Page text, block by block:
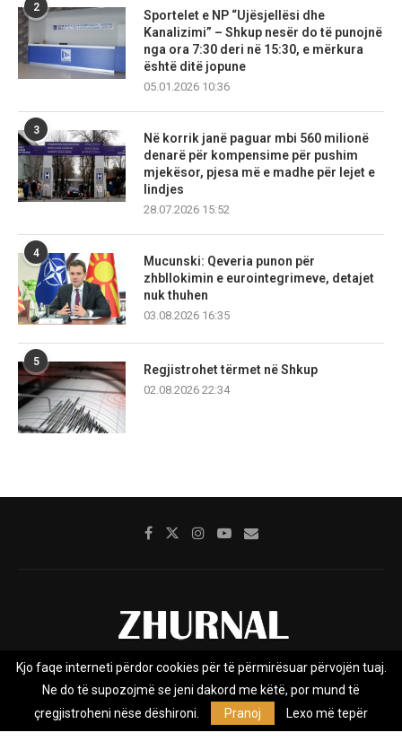
2
Sportelet e NP “Ujësjellësi dhe
Kanalizimi” – Shkup nesër do të punojnë
nga ora 7:30 deri në 15:30, e mërkura
është ditë jopune
05.01.2026 10:36
3
Në korrik janë paguar mbi 560 milionë
denarë për kompensime për pushim
mjekësor, pjesa më e madhe për lejet e
lindjes
28.07.2026 15:52
4
Mucunski: Qeveria punon për
zhbllokimin e eurointegrimeve, detajet
nuk thuhen
03.08.2026 16:35
5
Regjistrohet tërmet në Shkup
02.08.2026 22:34
Rreth nesh Impresumi Marketing
Kontakt
Privacy Policy
Zhurnal.mk është Agjenci e Lajmeve e pavarur, e themeluar në vitin
Kjo faqe interneti përdor cookies për të përmirësuar përvojën tuaj.
Ne do të supozojmë se jeni dakord me këtë, por mund të
çregjistroheni nëse dëshironi.
Pranoj Lexo më tepër